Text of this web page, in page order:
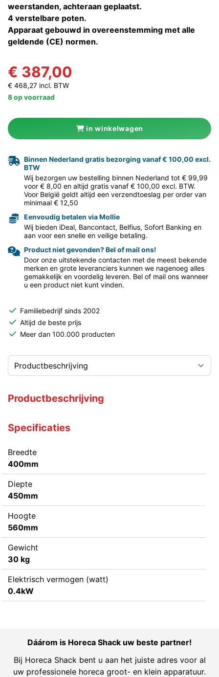
weerstanden, achteraan geplaatst.
4 verstelbare poten.
Apparaat gebouwd in overeenstemming met alle
geldende (CE) normen.
€ 387,00
€ 468,27 incl. BTW
8 op voorraad
in winkelwagen
Binnen Nederland gratis bezorging vanaf € 100,00 excl.
BTW
Wij bezorgen uw bestelling binnen Nederland tot € 99,99
voor € 8,00 en altijd gratis vanaf € 100,00 excl. BTW.
Voor België geldt altijd een verzendtoeslag per order van
minimaal € 12,50
Eenvoudig betalen via Mollie
Wij bieden iDeal, Bancontact, Belfius, Sofort Banking en
aan voor een snelle en veilige betaling.
Product niet gevonden? Bel of mail ons!
Door onze uitstekende contacten met de meest bekende
merken en grote leveranciers kunnen we nagenoeg alles
gemakkelijk en voordelig leveren. Bel of mail ons wanneer
u een product niet kunt vinden.
Familiebedrijf sinds 2002
Altijd de beste prijs
Meer dan 100.000 producten
Productbeschrijving
Specificaties
Breedte
400mm
Diepte
450mm
Hoogte
560mm
Gewicht
30 kg
Elektrisch vermogen (watt)
0.4kW
Dáárom is Horeca Shack uw beste partner!
Bij Horeca Shack bent u aan het juiste adres voor al
uw professionele horeca groot- en klein apparatuur.